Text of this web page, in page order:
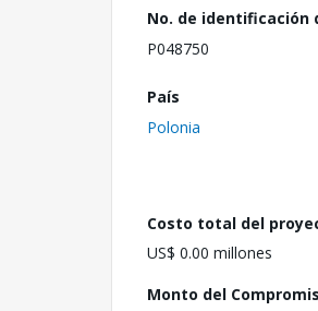
No. de identificación
P048750
País
Polonia
Costo total del
US$ 0.00 millones
Monto del